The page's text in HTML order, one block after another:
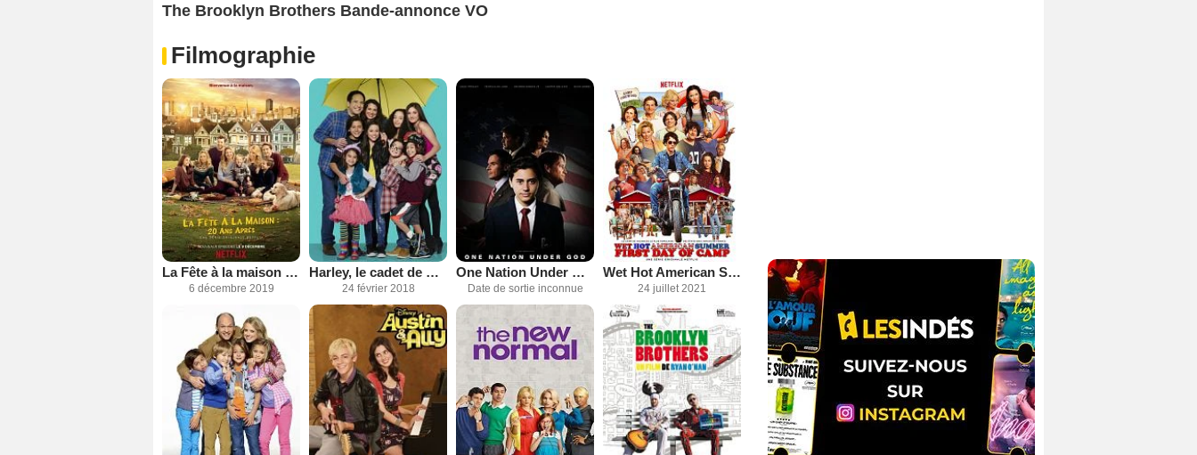
The Brooklyn Brothers Bande-annonce VO
Filmographie
La Fête à la maison : 20 ans après
6 décembre 2019
Harley, le cadet de mes soucis
24 février 2018
One Nation Under God
Date de sortie inconnue
Wet Hot American Summer: First Day of Camp
24 juillet 2021